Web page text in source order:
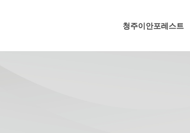
청주이안포레스트